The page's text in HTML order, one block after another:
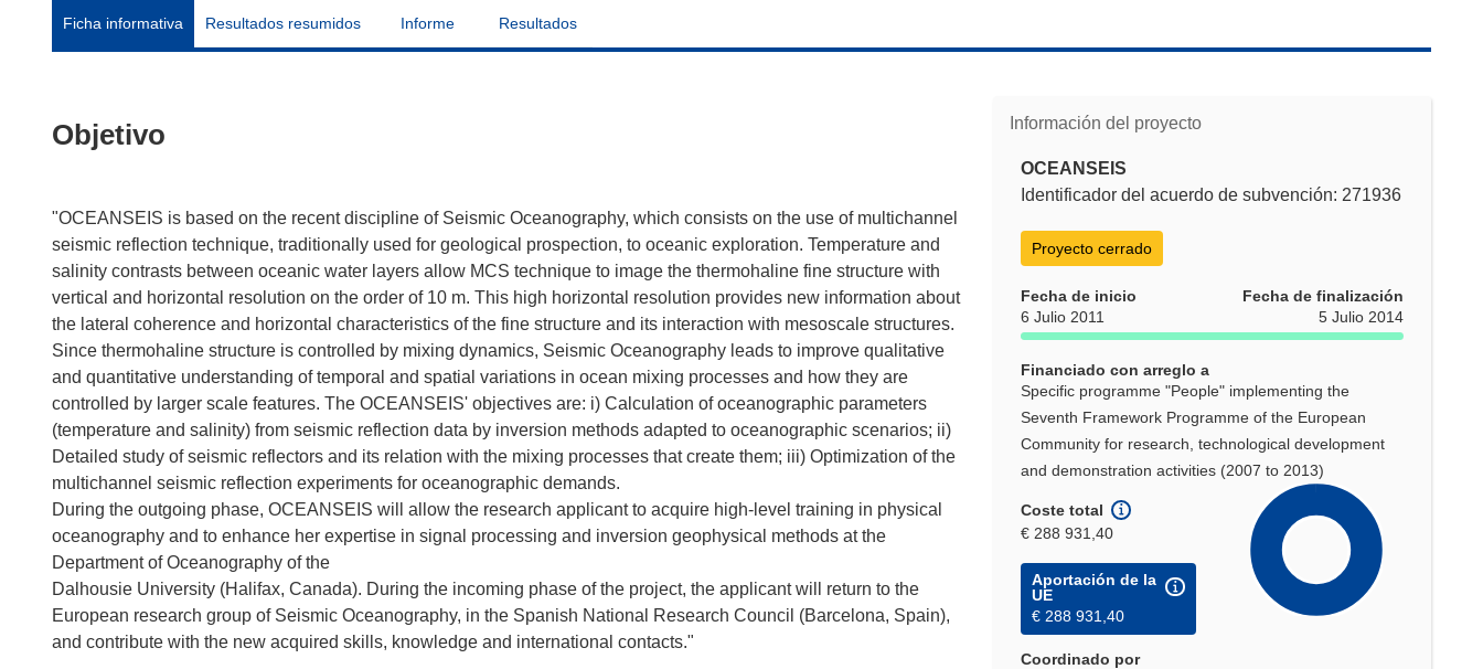
Ficha informativa Resultados resumidos Informe Resultados
Información del proyecto
OCEANSEIS
Identificador del acuerdo de subvención: 271936
Proyecto cerrado
Fecha de inicio
6 Julio 2011
Fecha de finalización
5 Julio 2014
Financiado con arreglo a
Specific programme "People" implementing the
Seventh Framework Programme of the European
Community for research, technological development
and demonstration activities (2007 to 2013)
Coste total
€ 288 931,40
Aportación de la
UE
€ 288 931,40
Coordinado por
Objetivo
"OCEANSEIS is based on the recent discipline of Seismic Oceanography, which consists on the use of multichannel
seismic reflection technique, traditionally used for geological prospection, to oceanic exploration. Temperature and
salinity contrasts between oceanic water layers allow MCS technique to image the thermohaline fine structure with
vertical and horizontal resolution on the order of 10 m. This high horizontal resolution provides new information about
the lateral coherence and horizontal characteristics of the fine structure and its interaction with mesoscale structures.
Since thermohaline structure is controlled by mixing dynamics, Seismic Oceanography leads to improve qualitative
and quantitative understanding of temporal and spatial variations in ocean mixing processes and how they are
controlled by larger scale features. The OCEANSEIS' objectives are: i) Calculation of oceanographic parameters
(temperature and salinity) from seismic reflection data by inversion methods adapted to oceanographic scenarios; ii)
Detailed study of seismic reflectors and its relation with the mixing processes that create them; iii) Optimization of the
multichannel seismic reflection experiments for oceanographic demands.
During the outgoing phase, OCEANSEIS will allow the research applicant to acquire high-level training in physical
oceanography and to enhance her expertise in signal processing and inversion geophysical methods at the
Department of Oceanography of the
Dalhousie University (Halifax, Canada). During the incoming phase of the project, the applicant will return to the
European research group of Seismic Oceanography, in the Spanish National Research Council (Barcelona, Spain),